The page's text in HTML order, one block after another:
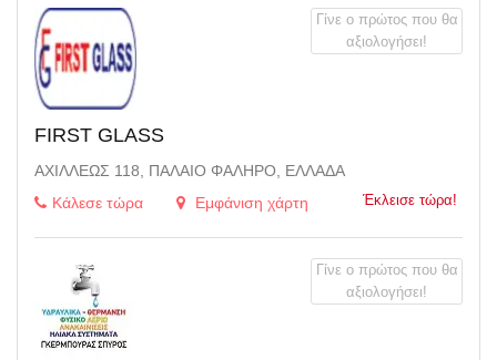
FIRST GLASS
ΑΧΙΛΛΈΩΣ 118, ΠΑΛΑΙΌ ΦΆΛΗΡΟ, ΕΛΛΆΔΑ
Κάλεσε τώρα
Εμφάνιση χάρτη Έκλεισε τώρα!
Γίνε ο πρώτος που θα
αξιολογήσει!
Γίνε ο πρώτος που θα
αξιολογήσει!